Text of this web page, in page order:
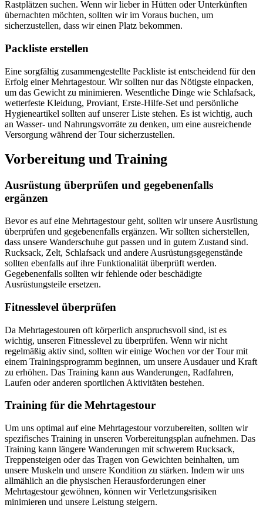
Rastplätzen suchen. Wenn wir lieber in Hütten oder Unterkünften
übernachten möchten, sollten wir im Voraus buchen, um
sicherzustellen, dass wir einen Platz bekommen.
Packliste erstellen
Eine sorgfältig zusammengestellte Packliste ist entscheidend für den
Erfolg einer Mehrtagestour. Wir sollten nur das Nötigste einpacken,
um das Gewicht zu minimieren. Wesentliche Dinge wie Schlafsack,
wetterfeste Kleidung, Proviant, Erste-Hilfe-Set und persönliche
Hygieneartikel sollten auf unserer Liste stehen. Es ist wichtig, auch
an Wasser- und Nahrungsvorräte zu denken, um eine ausreichende
Versorgung während der Tour sicherzustellen.
Vorbereitung und Training
Ausrüstung überprüfen und gegebenenfalls
ergänzen
Bevor es auf eine Mehrtagestour geht, sollten wir unsere Ausrüstung
überprüfen und gegebenenfalls ergänzen. Wir sollten sicherstellen,
dass unsere Wanderschuhe gut passen und in gutem Zustand sind.
Rucksack, Zelt, Schlafsack und andere Ausrüstungsgegenstände
sollten ebenfalls auf ihre Funktionalität überprüft werden.
Gegebenenfalls sollten wir fehlende oder beschädigte
Ausrüstungsteile ersetzen.
Fitnesslevel überprüfen
Da Mehrtagestouren oft körperlich anspruchsvoll sind, ist es
wichtig, unseren Fitnesslevel zu überprüfen. Wenn wir nicht
regelmäßig aktiv sind, sollten wir einige Wochen vor der Tour mit
einem Trainingsprogramm beginnen, um unsere Ausdauer und Kraft
zu erhöhen. Das Training kann aus Wanderungen, Radfahren,
Laufen oder anderen sportlichen Aktivitäten bestehen.
Training für die Mehrtagestour
Um uns optimal auf eine Mehrtagestour vorzubereiten, sollten wir
spezifisches Training in unseren Vorbereitungsplan aufnehmen. Das
Training kann längere Wanderungen mit schwerem Rucksack,
Treppensteigen oder das Tragen von Gewichten beinhalten, um
unsere Muskeln und unsere Kondition zu stärken. Indem wir uns
allmählich an die physischen Herausforderungen einer
Mehrtagestour gewöhnen, können wir Verletzungsrisiken
minimieren und unsere Leistung steigern.